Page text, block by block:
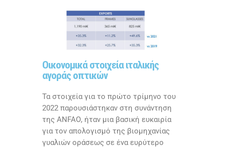
Οικονομικά στοιχεία ιταλικής
αγοράς οπτικών
Τα στοιχεία για το πρώτο τρίμηνο του
2022 παρουσιάστηκαν στη συνάντηση
της ANFAO, ήταν μια βασική ευκαιρία
για τον απολογισμό της βιομηχανίας
γυαλιών οράσεως σε ένα ευρύτερο